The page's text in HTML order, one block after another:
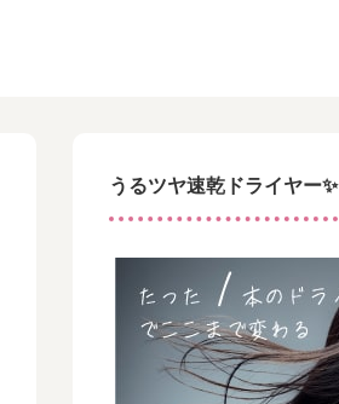
うるツヤ速乾ドライヤー✨